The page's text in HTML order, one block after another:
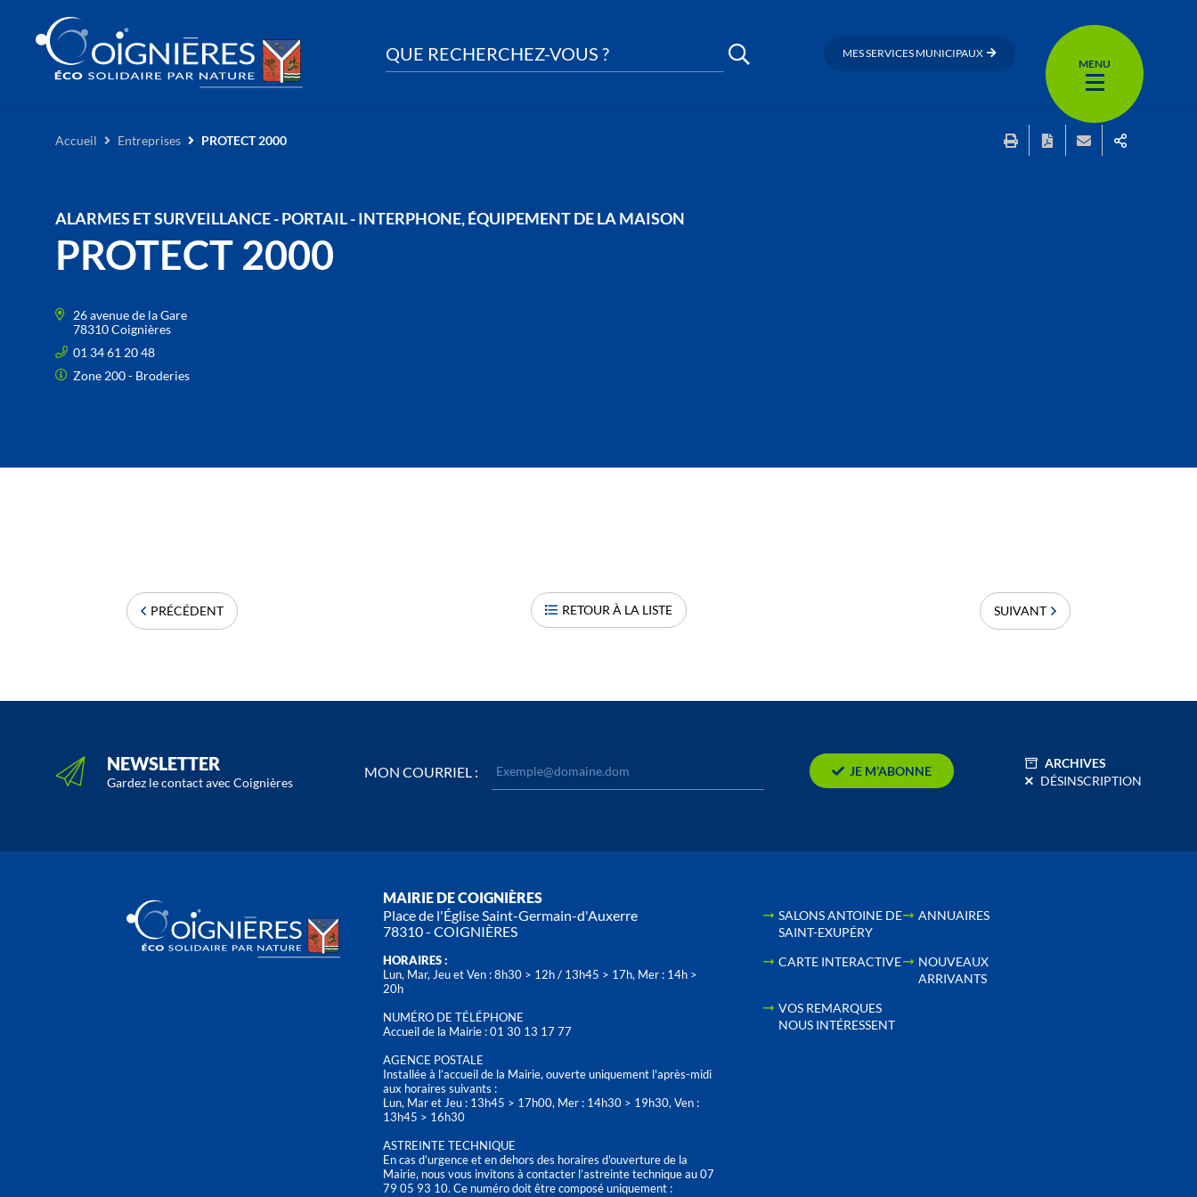
QUE RECHERCHEZ-VOUS ? MES SERVICES MUNICIPAUX
MENU
Accueil Entreprises PROTECT 2000
ALARMES ET SURVEILLANCE - PORTAIL - INTERPHONE, ÉQUIPEMENT DE LA MAISON
PROTECT 2000
26 avenue de la Gare
78310 Coignières
01 34 61 20 48
Zone 200 - Broderies
PRÉCÉDENT RETOUR À LA LISTE SUIVANT
NEWSLETTER
Gardez le contact avec Coignières
MON COURRIEL : JE M’ABONNE
ARCHIVES
DÉSINSCRIPTION
MAIRIE DE COIGNIÈRES
Place de l'Église Saint-Germain-d'Auxerre
78310 - COIGNIÈRES
HORAIRES :
Lun, Mar, Jeu et Ven : 8h30 > 12h / 13h45 > 17h, Mer : 14h >
20h
NUMÉRO DE TÉLÉPHONE
Accueil de la Mairie : 01 30 13 17 77
AGENCE POSTALE
Installée à l’accueil de la Mairie, ouverte uniquement l'après-midi
aux horaires suivants :
Lun, Mar et Jeu : 13h45 > 17h00, Mer : 14h30 > 19h30, Ven :
13h45 > 16h30
ASTREINTE TECHNIQUE
En cas d’urgence et en dehors des horaires d'ouverture de la
Mairie, nous vous invitons à contacter l’astreinte technique au 07
79 05 93 10. Ce numéro doit être composé uniquement :
SALONS ANTOINE DE
SAINT-EXUPÉRY
ANNUAIRES
CARTE INTERACTIVE
NOUVEAUX
ARRIVANTS
VOS REMARQUES
NOUS INTÉRESSENT